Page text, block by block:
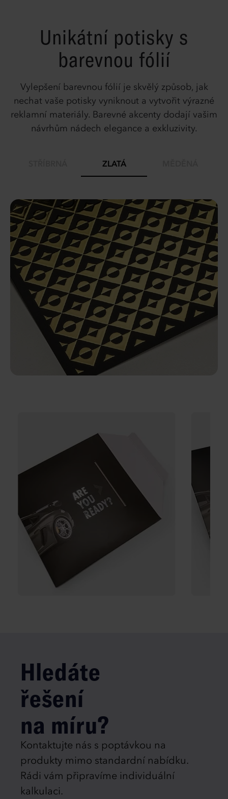
Unikátní potisky s
barevnou fólií
Vylepšení barevnou fólií je skvělý způsob, jak
nechat vaše potisky vyniknout a vytvořit výrazné
reklamní materiály. Barevné akcenty dodají vašim
návrhům nádech elegance a exkluzivity.
ZLATÁ
Hledáte
řešení
na míru?
Kontaktujte nás s poptávkou na
produkty mimo standardní nabídku.
Rádi vám připravíme individuální
kalkulaci.